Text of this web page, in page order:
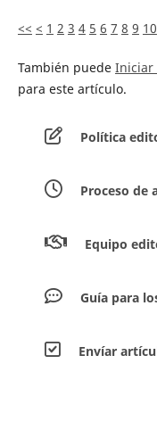
<< < 1 2 3 4 5 6 7 8 9 10
También puede Iniciar
para este artículo.
Política
Proceso de
Equipo
Guía para
Envíar